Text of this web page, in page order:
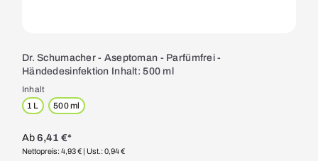
Dr. Schumacher - Aseptoman - Parfümfrei -
Händedesinfektion Inhalt: 500 ml
Inhalt
1 L
500 ml
Ab6,41 €*
Nettopreis: 4,93 € | Ust.: 0,94 €